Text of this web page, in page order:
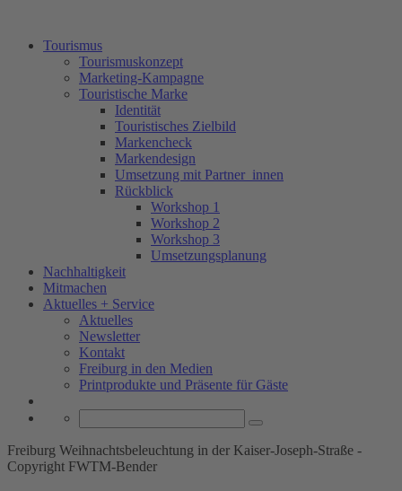
Tourismus
Tourismuskonzept
Marketing-Kampagne
Touristische Marke
Identität
Touristisches Zielbild
Markencheck
Markendesign
Umsetzung mit Partner_innen
Rückblick
Workshop 1
Workshop 2
Workshop 3
Umsetzungsplanung
Nachhaltigkeit
Mitmachen
Aktuelles + Service
Aktuelles
Newsletter
Kontakt
Freiburg in den Medien
Printprodukte und Präsente für Gäste
Freiburg Weihnachtsbeleuchtung in der Kaiser-Joseph-Straße -
Copyright FWTM-Bender